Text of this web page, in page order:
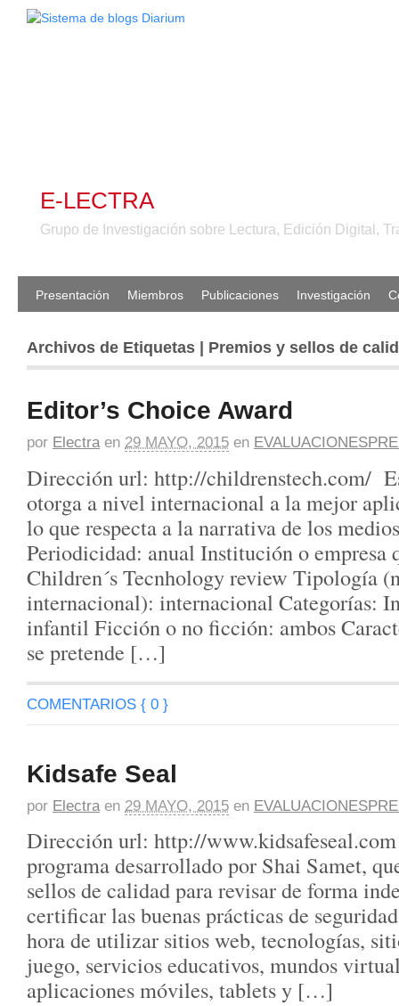
E-LECTRA
Grupo de Investigación sobre Lectura, Edición Digital,
Presentación Miembros Publicaciones Investigación
Archivos de Etiquetas | Premios y sellos de
Editor’s Choice Award
por Electra en 29 MAYO, 2015 en
Dirección url: http://childrenstech.com/
otorga a nivel internacional a la mejor
lo que respecta a la narrativa de los
Periodicidad: anual Institución o empresa
Children´s Tecnhology review Tipología
internacional): internacional Categorías:
infantil Ficción o no ficción: ambos
se pretende […]
COMENTARIOS { 0 }
Kidsafe Seal
por Electra en 29 MAYO, 2015 en
Dirección url: http://
programa desarrollado por Shai Samet,
sellos de calidad para revisar de forma
certificar las buenas prácticas de
hora de utilizar sitios web, tecnologías,
juego, servicios educativos, mundos
aplicaciones móviles, tablets y […]